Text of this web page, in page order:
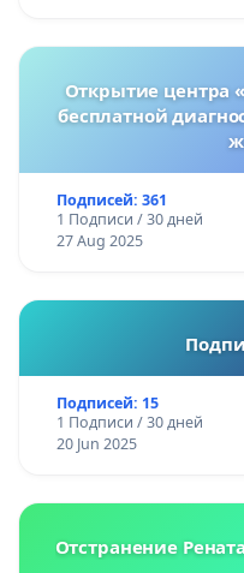
Открытие центра
бесплатной
Подписей: 361
1 Подписи / 30 дней
27 Aug 2025
Подписей: 15
1 Подписи / 30 дней
20 Jun 2025
Отстранение